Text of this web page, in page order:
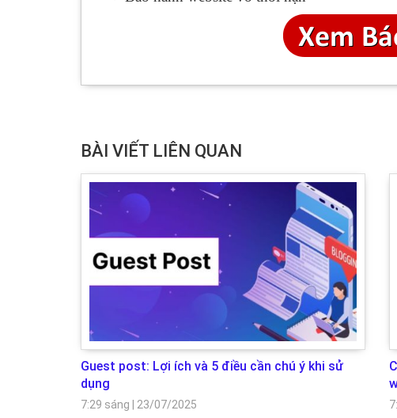
BÀI VIẾT LIÊN QUAN
Guest post: Lợi ích và 5 điều cần chú ý khi sử
dụng
7:29 sáng | 23/07/2025